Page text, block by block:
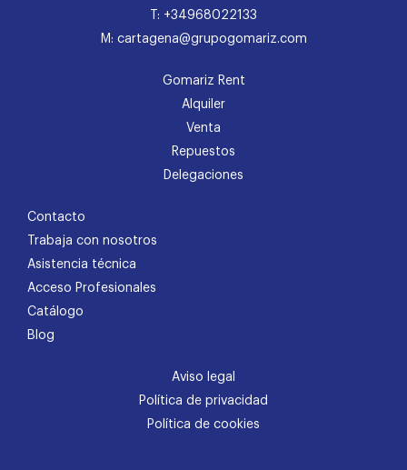
T: +34968022133
M: cartagena@grupogomariz.com
Gomariz Rent
Alquiler
Venta
Repuestos
Delegaciones
Contacto
Trabaja con nosotros
Asistencia técnica
Acceso Profesionales
Catálogo
Blog
Aviso legal
Política de privacidad
Política de cookies